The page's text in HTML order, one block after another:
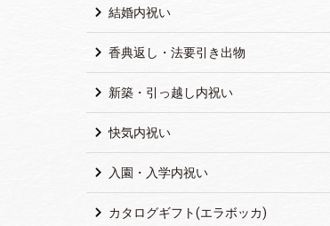
結婚内祝い
香典返し・法要引き出物
新築・引っ越し内祝い
快気内祝い
入園・入学内祝い
カタログギフト(エラボッカ)